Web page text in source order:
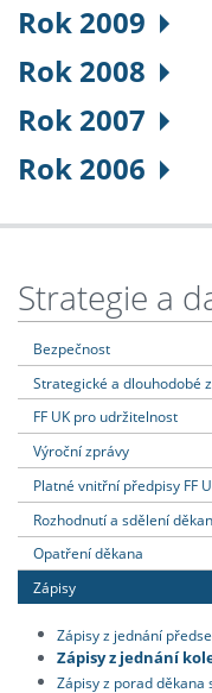
Rok 2009
Rok 2008
Rok 2007
Rok 2006
Strategie a
Bezpečnost
Strategické a dlouhodobé
FF UK pro udržitelnost
Výroční zprávy
Platné vnitřní předpisy FF
Rozhodnutí a sdělení
Opatření děkana
Zápisy
Zápisy z jednání
Zápisy z jednání
Zápisy z porad děkana